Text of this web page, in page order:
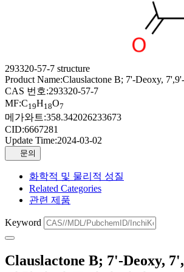
293320-57-7 structure
Product Name:Clauslactone B; 7'-Deoxy,
CAS 번호:293320-57-7
MF:C19H18O7
메가와트:358.342026233673
CID:6667281
Update Time:2024-03-02
문의
화학적 및 물리적 성질
Related Categories
관련 제품
Keyword
Clauslactone B; 7'-Deoxy,